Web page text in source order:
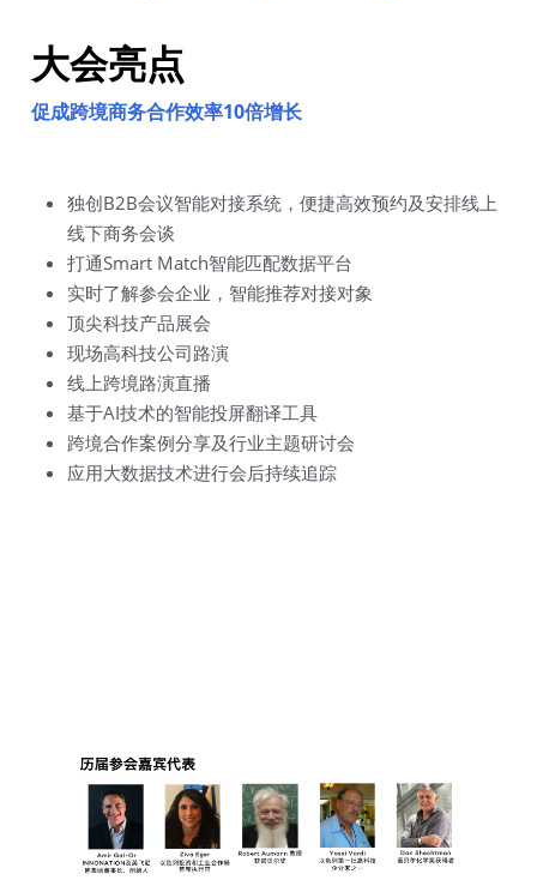
大会亮点
促成跨境商务合作效率10倍增长
独创B2B会议智能对接系统，便捷高效预约及安排线上
线下商务会谈
打通Smart Match智能匹配数据平台
实时了解参会企业，智能推荐对接对象
顶尖科技产品展会
现场高科技公司路演
线上跨境路演直播
基于AI技术的智能投屏翻译工具
跨境合作案例分享及行业主题研讨会
应用大数据技术进行会后持续追踪